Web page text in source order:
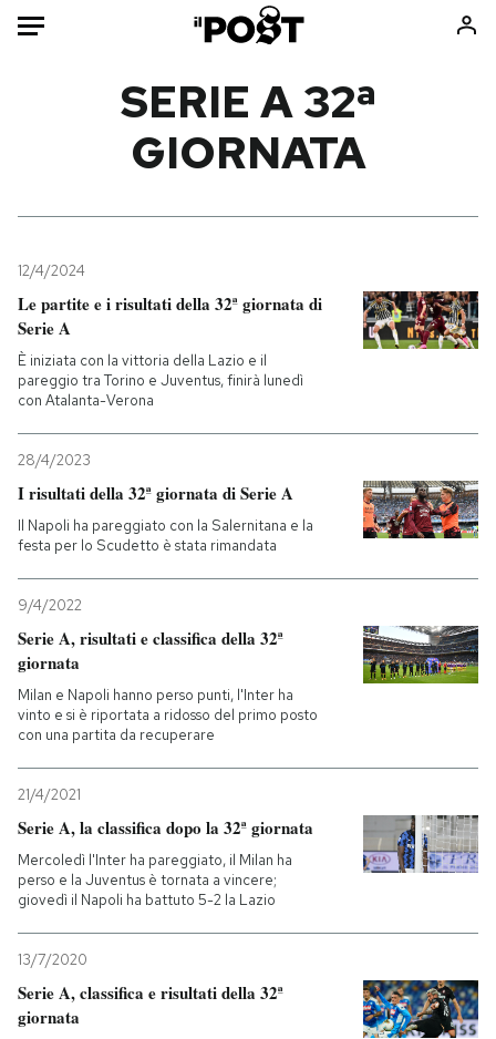
Mondo
Tecnologia
Internet
Cultura
Economia
Libri
Ok Boomer!
Europa
PODCAST
NEWSLETTER
I MIEI PREFERITI
CALENDARIO
AREA PERSONALE
Entra
SERIE A 32ª
GIORNATA
12/4/2024
Le partite e i risultati della 32ª giornata di
Serie A
È iniziata con la vittoria della Lazio e il
pareggio tra Torino e Juventus, finirà lunedì
con Atalanta-Verona
28/4/2023
I risultati della 32ª giornata di Serie A
Il Napoli ha pareggiato con la Salernitana e la
festa per lo Scudetto è stata rimandata
9/4/2022
Serie A, risultati e classifica della 32ª
giornata
Milan e Napoli hanno perso punti, l'Inter ha
vinto e si è riportata a ridosso del primo posto
con una partita da recuperare
21/4/2021
Serie A, la classifica dopo la 32ª giornata
Mercoledì l'Inter ha pareggiato, il Milan ha
perso e la Juventus è tornata a vincere;
giovedì il Napoli ha battuto 5-2 la Lazio
13/7/2020
Serie A, classifica e risultati della 32ª
giornata